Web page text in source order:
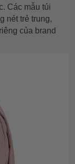
Các mẫu túi
nét trẻ trung,
của brand